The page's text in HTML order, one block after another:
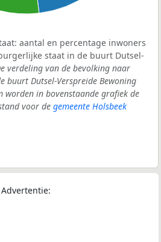
aantal en percentage inwoners
staat in de buurt Dutsel-
verdeling van de bevolking naar
buurt Dutsel-Verspreide Bewoning
worden in bovenstaande grafiek de
voor de gemeente Holsbeek
Advertentie: